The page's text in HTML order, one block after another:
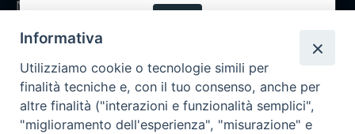
Notizie
Rubriche
Chi siamo
Come abbonarsi
Contatti
Informativa
Utilizziamo cookie o tecnologie simili per
finalità tecniche e, con il tuo consenso, anche per
altre finalità ("interazioni e funzionalità semplici",
"miglioramento dell'esperienza", "misurazione" e